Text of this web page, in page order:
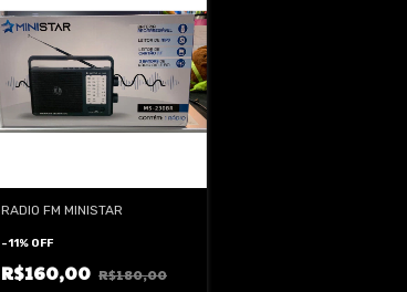
RADIO FM MINISTAR
-11 % OFF
R$160,00 R$180,00